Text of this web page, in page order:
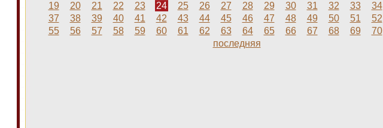
19
20 21 22 23 24 25 26 27 28 29 30 31 32 33 34
37
38 39 40 41 42 43 44 45 46 47 48 49 50 51 52
55
56 57 58 59 60 61 62 63 64 65 66 67 68 69 70
последняя